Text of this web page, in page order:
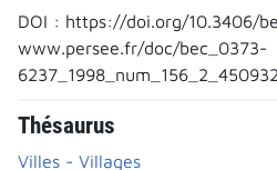
DOI : https://doi.org/10.3406/
www.persee.fr/doc/bec_0373-
6237_1998_num_156_2_450932
Thésaurus
Villes - Villages